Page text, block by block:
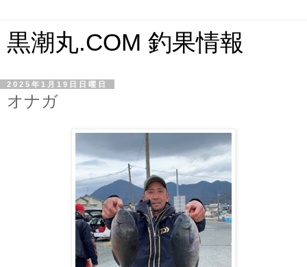
黒潮丸.COM 釣果情報
2025年1月19日日曜日
オナガ